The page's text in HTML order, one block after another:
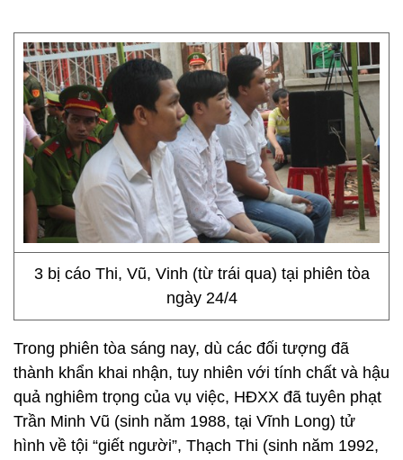
3 bị cáo Thi, Vũ, Vinh (từ trái qua) tại phiên tòa
ngày 24/4
Trong phiên tòa sáng nay, dù các đối tượng đã
thành khẩn khai nhận, tuy nhiên với tính chất và hậu
quả nghiêm trọng của vụ việc, HĐXX đã tuyên phạt
Trần Minh Vũ (sinh năm 1988, tại Vĩnh Long) tử
hình về tội “giết người”, Thạch Thi (sinh năm 1992,